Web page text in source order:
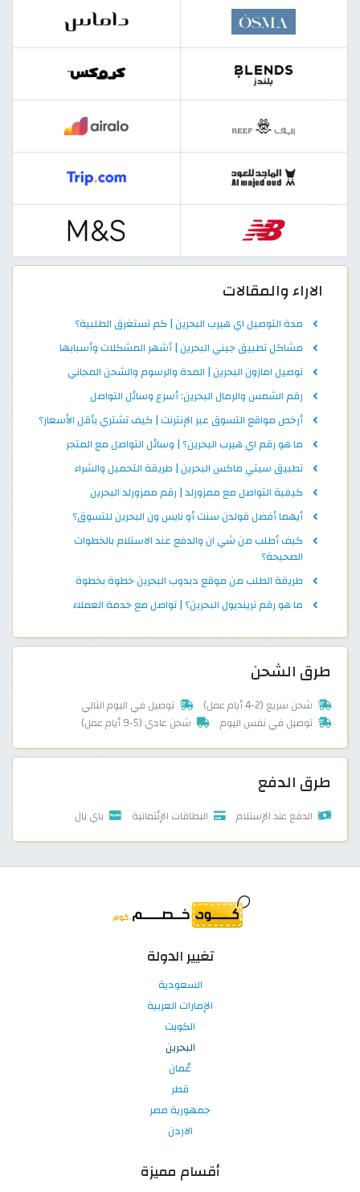
الاراء والمقالات
مدة التوصيل اي هيرب البحرين | كم تستغرق الطلبية؟
مشاكل تطبيق جيني البحرين | أشهر المشكلات وأسبابها
توصيل امازون البحرين | المدة والرسوم والشحن المجاني
رقم الشمس والرمال البحرين: أسرع وسائل التواصل
أرخص مواقع التسوق عبر الإنترنت | كيف تشتري بأقل الأسعار؟
ما هو رقم اي هيرب البحرين؟ | وسائل التواصل مع المتجر
تطبيق سيتي ماكس البحرين | طريقة التحميل والشراء
كيفية التواصل مع ممزورلد | رقم ممزورلد البحرين
أيهما أفضل قولدن سنت أو نايس ون البحرين للتسوق؟
كيف أطلب من شي ان والدفع عند الاستلام بالخطوات
الصحيحة؟
طريقة الطلب من موقع دبدوب البحرين خطوة بخطوة
ما هو رقم ترينديول البحرين؟ | تواصل مع خدمة العملاء
طرق الشحن
شحن سريع (2-4 أيام عمل)
توصيل في اليوم التالي
توصيل في نفس اليوم
شحن عادي (5-9 أيام عمل)
طرق الدفع
الدفع عند الإستلام البطاقات الإئتمانية باي بال
تغيير الدولة
السعودية
الإمارات العربية
الكويت
البحرين
عُمان
قطر
جمهورية مصر
الاردن
أقسام مميزة